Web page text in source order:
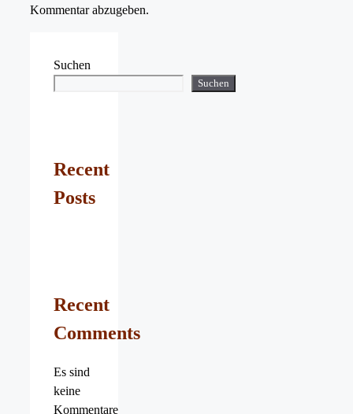
Kommentar abzugeben.
Suchen
Suchen
Recent
Posts
Recent
Comments
Es sind
keine
Kommentare